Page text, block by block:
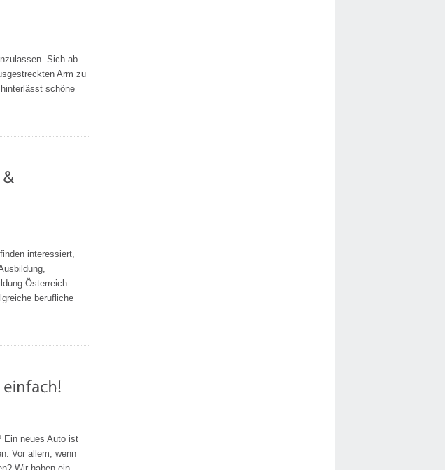
Sich ab
Arm zu
schöne
interessiert,
Österreich –
berufliche
Ein neues Auto ist
Vor allem, wenn